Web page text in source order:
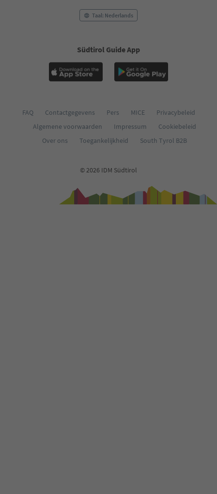
Taal: Nederlands
Südtirol Guide App
FAQ Contactgegevens Pers MICE
Privacybeleid
Algemene voorwaarden
Impressum
Cookiebeleid
Over ons
Toegankelijkheid South Tyrol B2B
© 2026 IDM Südtirol